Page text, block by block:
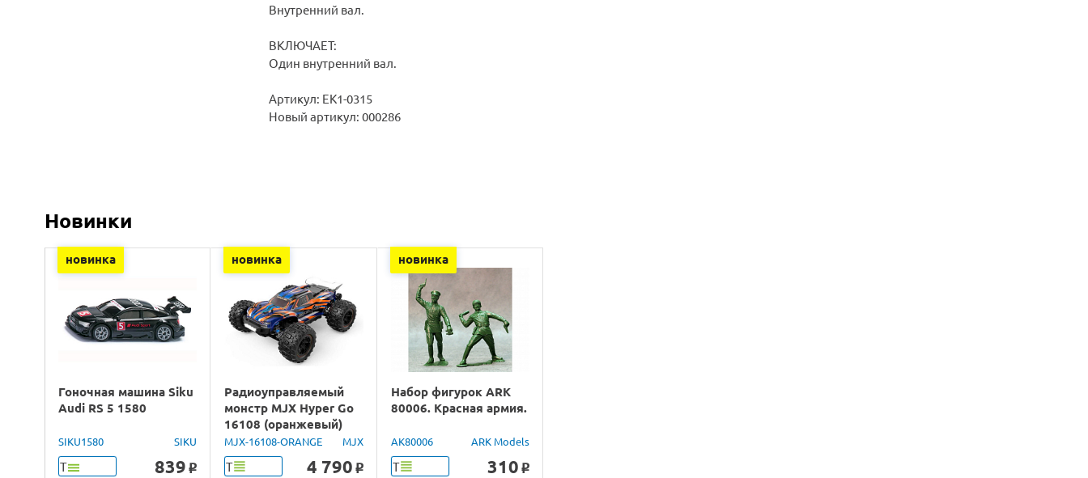
Внутренний вал.
ВКЛЮЧАЕТ:
Один внутренний вал.
Артикул: EK1-0315
Новый артикул: 000286
Новинки
новинка
Гоночная машина Siku
Audi RS 5 1580
SIKU1580 SIKU
Т 839 o
новинка
Радиоуправляемый
монстр MJX Hyper Go
16108 (оранжевый)
4WD 2.4G LED 1/16
RTR
MJX-16108-ORANGE MJX
Т 4 790 o
новинка
Набор фигурок ARK
80006. Красная армия.
AK80006 ARK Models
Т 310 o